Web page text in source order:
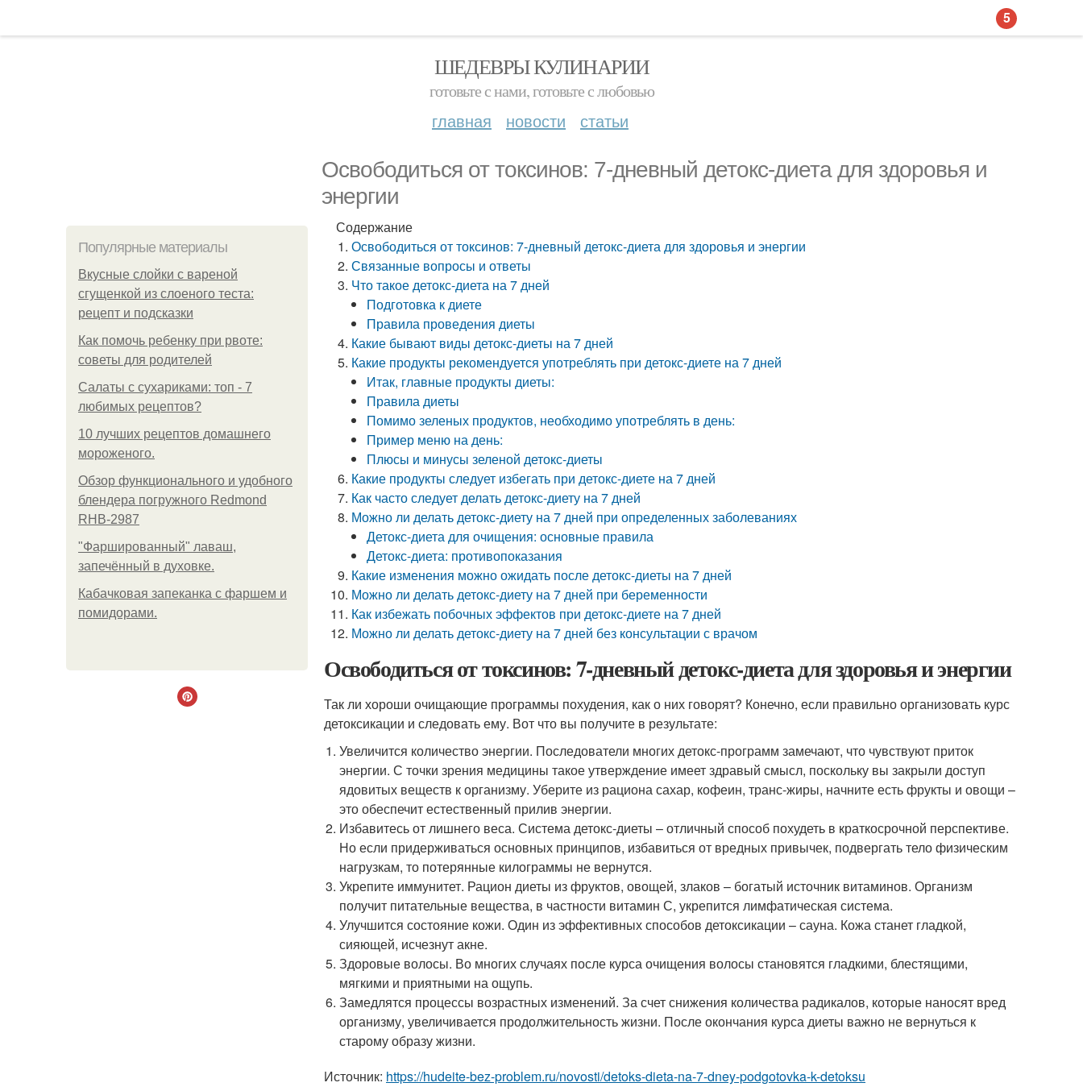
ШЕДЕВРЫ КУЛИНАРИИ
готовьте с нами, готовьте с любовью
главная новости статьи
Освободиться от токсинов: 7-дневный детокс-диета для здоровья и
энергии
Популярные материалы
Вкусные слойки с вареной
сгущенкой из слоеного теста:
рецепт и подсказки
Как помочь ребенку при рвоте:
советы для родителей
Салаты с сухариками: топ - 7
любимых рецептов?
10 лучших рецептов домашнего
мороженого.
Обзор функционального и удобного
блендера погружного Redmond
RHB-2987
"Фаршированный" лаваш,
запечённый в духовке.
Кабачковая запеканка с фаршем и
помидорами.
Содержание
Освободиться от токсинов: 7-дневный детокс-диета для здоровья и энергии
Связанные вопросы и ответы
Что такое детокс-диета на 7 дней
Подготовка к диете
Правила проведения диеты
Какие бывают виды детокс-диеты на 7 дней
Какие продукты рекомендуется употреблять при детокс-диете на 7 дней
Итак, главные продукты диеты:
Правила диеты
Помимо зеленых продуктов, необходимо употреблять в день:
Пример меню на день:
Плюсы и минусы зеленой детокс-диеты
Какие продукты следует избегать при детокс-диете на 7 дней
Как часто следует делать детокс-диету на 7 дней
Можно ли делать детокс-диету на 7 дней при определенных заболеваниях
Детокс-диета для очищения: основные правила
Детокс-диета: противопоказания
Какие изменения можно ожидать после детокс-диеты на 7 дней
Можно ли делать детокс-диету на 7 дней при беременности
Как избежать побочных эффектов при детокс-диете на 7 дней
Можно ли делать детокс-диету на 7 дней без консультации с врачом
Освободиться от токсинов: 7-дневный детокс-диета для здоровья и энергии
Так ли хороши очищающие программы похудения, как о них говорят? Конечно, если правильно организовать курс
детоксикации и следовать ему. Вот что вы получите в результате:
Увеличится количество энергии. Последователи многих детокс-программ замечают, что чувствуют приток
энергии. С точки зрения медицины такое утверждение имеет здравый смысл, поскольку вы закрыли доступ
ядовитых веществ к организму. Уберите из рациона сахар, кофеин, транс-жиры, начните есть фрукты и овощи –
это обеспечит естественный прилив энергии.
Избавитесь от лишнего веса. Система детокс-диеты – отличный способ похудеть в краткосрочной перспективе.
Но если придерживаться основных принципов, избавиться от вредных привычек, подвергать тело физическим
нагрузкам, то потерянные килограммы не вернутся.
Укрепите иммунитет. Рацион диеты из фруктов, овощей, злаков – богатый источник витаминов. Организм
получит питательные вещества, в частности витамин С, укрепится лимфатическая система.
Улучшится состояние кожи. Один из эффективных способов детоксикации – сауна. Кожа станет гладкой,
сияющей, исчезнут акне.
Здоровые волосы. Во многих случаях после курса очищения волосы становятся гладкими, блестящими,
мягкими и приятными на ощупь.
Замедлятся процессы возрастных изменений. За счет снижения количества радикалов, которые наносят вред
организму, увеличивается продолжительность жизни. После окончания курса диеты важно не вернуться к
старому образу жизни.
Источник: https://hudeite-bez-problem.ru/novosti/detoks-dieta-na-7-dney-podgotovka-k-detoksu
5